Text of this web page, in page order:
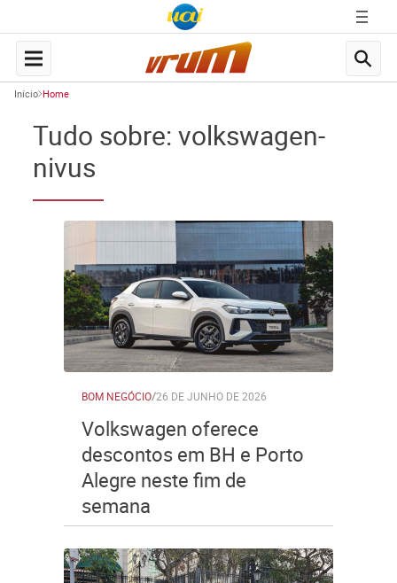
Início Home
Tudo sobre: volkswagen-
nivus
BOM NEGÓCIO/26 DE JUNHO DE 2026
Volkswagen oferece
descontos em BH e Porto
Alegre neste fim de
semana